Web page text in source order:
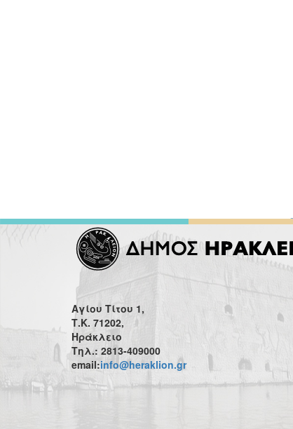
Αγίου Τίτου 1,
Τ.Κ. 71202,
Ηράκλειο
Τηλ.: 2813-409000
email:info@heraklion.gr